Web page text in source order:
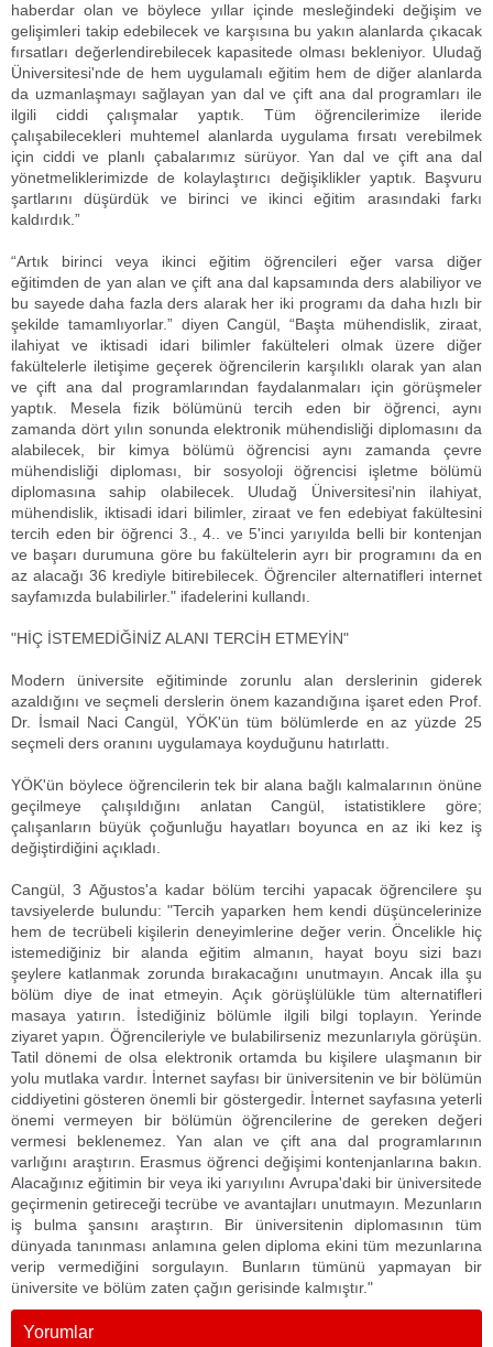
haberdar olan ve böylece yıllar içinde mesleğindeki değişim ve
gelişimleri takip edebilecek ve karşısına bu yakın alanlarda çıkacak
fırsatları değerlendirebilecek kapasitede olması bekleniyor. Uludağ
Üniversitesi'nde de hem uygulamalı eğitim hem de diğer alanlarda
da uzmanlaşmayı sağlayan yan dal ve çift ana dal programları ile
ilgili ciddi çalışmalar yaptık. Tüm öğrencilerimize ileride
çalışabilecekleri muhtemel alanlarda uygulama fırsatı verebilmek
için ciddi ve planlı çabalarımız sürüyor. Yan dal ve çift ana dal
yönetmeliklerimizde de kolaylaştırıcı değişiklikler yaptık. Başvuru
şartlarını düşürdük ve birinci ve ikinci eğitim arasındaki farkı
kaldırdık.”
“Artık birinci veya ikinci eğitim öğrencileri eğer varsa diğer
eğitimden de yan alan ve çift ana dal kapsamında ders alabiliyor ve
bu sayede daha fazla ders alarak her iki programı da daha hızlı bir
şekilde tamamlıyorlar.” diyen Cangül, “Başta mühendislik, ziraat,
ilahiyat ve iktisadi idari bilimler fakülteleri olmak üzere diğer
fakültelerle iletişime geçerek öğrencilerin karşılıklı olarak yan alan
ve çift ana dal programlarından faydalanmaları için görüşmeler
yaptık. Mesela fizik bölümünü tercih eden bir öğrenci, aynı
zamanda dört yılın sonunda elektronik mühendisliği diplomasını da
alabilecek, bir kimya bölümü öğrencisi aynı zamanda çevre
mühendisliği diploması, bir sosyoloji öğrencisi işletme bölümü
diplomasına sahip olabilecek. Uludağ Üniversitesi'nin ilahiyat,
mühendislik, iktisadi idari bilimler, ziraat ve fen edebiyat fakültesini
tercih eden bir öğrenci 3., 4.. ve 5'inci yarıyılda belli bir kontenjan
ve başarı durumuna göre bu fakültelerin ayrı bir programını da en
az alacağı 36 krediyle bitirebilecek. Öğrenciler alternatifleri internet
sayfamızda bulabilirler." ifadelerini kullandı.
"HİÇ İSTEMEDİĞİNİZ ALANI TERCİH ETMEYİN"
Modern üniversite eğitiminde zorunlu alan derslerinin giderek
azaldığını ve seçmeli derslerin önem kazandığına işaret eden Prof.
Dr. İsmail Naci Cangül, YÖK'ün tüm bölümlerde en az yüzde 25
seçmeli ders oranını uygulamaya koyduğunu hatırlattı.
YÖK'ün böylece öğrencilerin tek bir alana bağlı kalmalarının önüne
geçilmeye çalışıldığını anlatan Cangül, istatistiklere göre;
çalışanların büyük çoğunluğu hayatları boyunca en az iki kez iş
değiştirdiğini açıkladı.
Cangül, 3 Ağustos'a kadar bölüm tercihi yapacak öğrencilere şu
tavsiyelerde bulundu: "Tercih yaparken hem kendi düşüncelerinize
hem de tecrübeli kişilerin deneyimlerine değer verin. Öncelikle hiç
istemediğiniz bir alanda eğitim almanın, hayat boyu sizi bazı
şeylere katlanmak zorunda bırakacağını unutmayın. Ancak illa şu
bölüm diye de inat etmeyin. Açık görüşlülükle tüm alternatifleri
masaya yatırın. İstediğiniz bölümle ilgili bilgi toplayın. Yerinde
ziyaret yapın. Öğrencileriyle ve bulabilirseniz mezunlarıyla görüşün.
Tatil dönemi de olsa elektronik ortamda bu kişilere ulaşmanın bir
yolu mutlaka vardır. İnternet sayfası bir üniversitenin ve bir bölümün
ciddiyetini gösteren önemli bir göstergedir. İnternet sayfasına yeterli
önemi vermeyen bir bölümün öğrencilerine de gereken değeri
vermesi beklenemez. Yan alan ve çift ana dal programlarının
varlığını araştırın. Erasmus öğrenci değişimi kontenjanlarına bakın.
Alacağınız eğitimin bir veya iki yarıyılını Avrupa'daki bir üniversitede
geçirmenin getireceği tecrübe ve avantajları unutmayın. Mezunların
iş bulma şansını araştırın. Bir üniversitenin diplomasının tüm
dünyada tanınması anlamına gelen diploma ekini tüm mezunlarına
verip vermediğini sorgulayın. Bunların tümünü yapmayan bir
üniversite ve bölüm zaten çağın gerisinde kalmıştır."
Yorumlar